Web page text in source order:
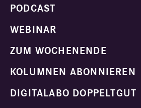
PODCAST
WEBINAR
ZUM WOCHENENDE
KOLUMNEN ABONNIEREN
DIGITALABO DOPPELTGUT